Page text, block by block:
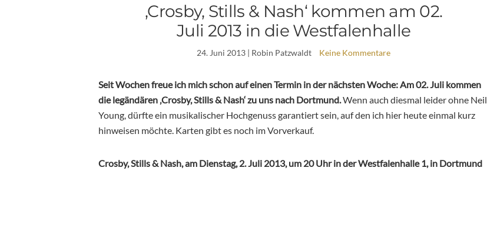
‚Crosby, Stills & Nash‘ kommen am 02.
Juli 2013 in die Westfalenhalle
24. Juni 2013 | Robin Patzwaldt Keine Kommentare
Seit Wochen freue ich mich schon auf einen Termin in der nächsten Woche: Am 02. Juli kommen
die legändären ‚Crosby, Stills & Nash‘ zu uns nach Dortmund.Wenn auch diesmal leider ohne Neil
Young, dürfte ein musikalischer Hochgenuss garantiert sein, auf den ich hier heute einmal kurz
hinweisen möchte. Karten gibt es noch im Vorverkauf.
Crosby, Stills & Nash, am Dienstag, 2. Juli 2013, um 20 Uhr in der Westfalenhalle 1, in Dortmund